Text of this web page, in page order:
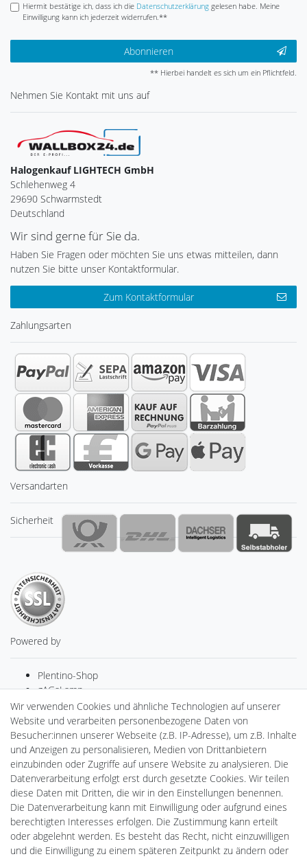
Hiermit bestätige ich, dass ich die Daten­schutz­erklärunggelesen habe. Meine
Einwilligung kann ich jederzeit widerrufen.**
Abonnieren
** Hierbei handelt es sich um ein Pflichtfeld.
Nehmen Sie Kontakt mit uns auf
Halogenkauf LIGHTECH GmbH
Schlehenweg 4
29690 Schwarmstedt
Deutschland
Wir sind gerne für Sie da.
Haben Sie Fragen oder möchten Sie uns etwas mitteilen, dann
nutzen Sie bitte unser Kontaktformular.
Zum Kontaktformular
Zahlungsarten
Versandarten
Sicherheit
Powered by
Plentino-Shop
gAGaLamp
Drohnenstore24
Cardanlight-Shop
Batteriespeicher
PlentiSolar
Gebrauchtlicht
Ledkauf
DEYESOLAR
Lightech Connect
CardanLight Europe
FORTIMO LEDs
LED-RETROSHOP
Wir verwenden Cookies und ähnliche Technologien auf unserer
Website und verarbeiten personenbezogene Daten von
Besucher:innen unserer Webseite (z.B. IP-Adresse), um z.B. Inhalte
und Anzeigen zu personalisieren, Medien von Drittanbietern
einzubinden oder Zugriffe auf unsere Website zu analysieren. Die
Datenverarbeitung erfolgt erst durch gesetzte Cookies. Wir teilen
diese Daten mit Dritten, die wir in den Einstellungen benennen.
Die Datenverarbeitung kann mit Einwilligung oder aufgrund eines
berechtigten Interesses erfolgen. Die Zustimmung kann erteilt
oder abgelehnt werden. Es besteht das Recht, nicht einzuwilligen
und die Einwilligung zu einem späteren Zeitpunkt zu ändern oder